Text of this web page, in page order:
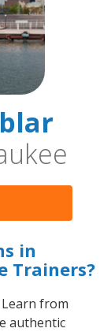
in
Trainers?
Learn from
authentic